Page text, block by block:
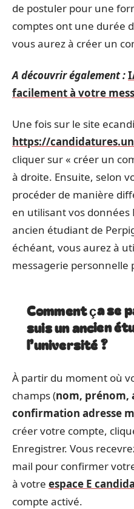
de postuler pour une
comptes ont une durée
vous aurez à créer un
A découvrir également :
facilement à votre
Une fois sur le site
https://
cliquer sur « créer un
à droite. Ensuite, selon
procéder de manière
en utilisant vos données
ancien étudiant de
échéant, vous aurez à
messagerie personnelle
Comment ça se
suis un ancien
l’université ?
À partir du moment où
champs (nom, prénom,
confirmation adresse
créer votre compte,
Enregistrer. Vous
mail pour confirmer
à votre espace E
compte activé.